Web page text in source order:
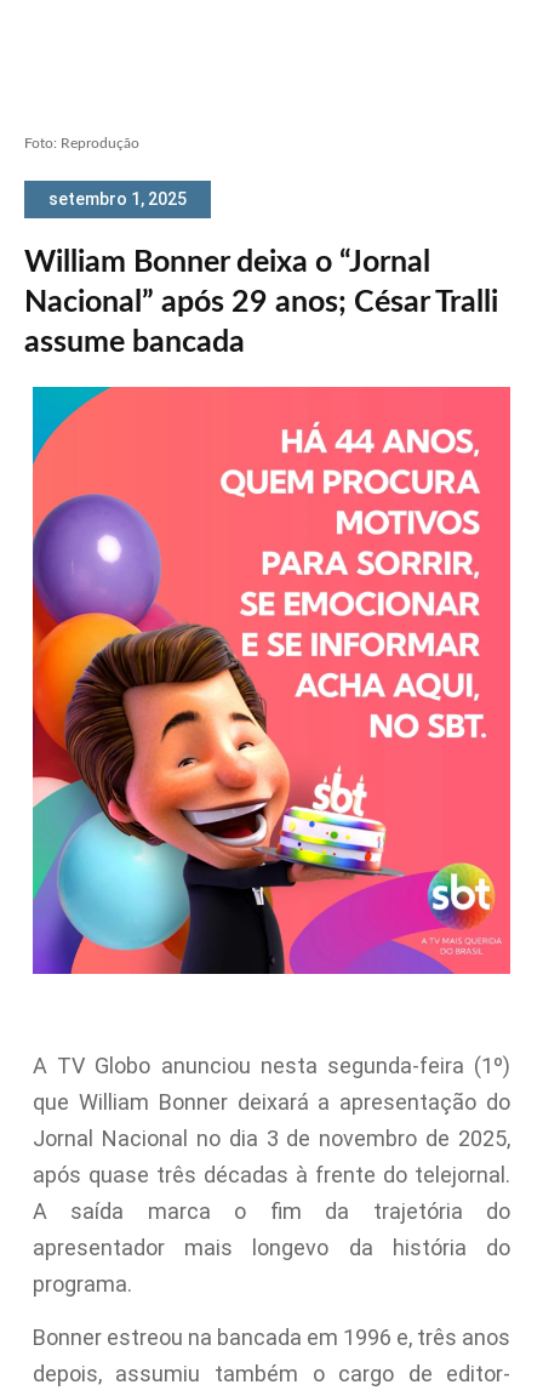
Foto: Reprodução
setembro 1, 2025
William Bonner deixa o “Jornal
Nacional” após 29 anos; César Tralli
assume bancada
A TV Globo anunciou nesta segunda-feira (1º)
que William Bonner deixará a apresentação do
Jornal Nacional no dia 3 de novembro de 2025,
após quase três décadas à frente do telejornal.
A saída marca o fim da trajetória do
apresentador mais longevo da história do
programa.
Bonner estreou na bancada em 1996 e, três anos
depois, assumiu também o cargo de editor-